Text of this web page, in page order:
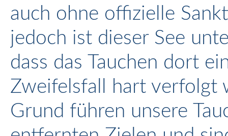
auch ohne offizielle
jedoch ist dieser See
dass das Tauchen dort
Zweifelsfall hart verfolgt
Grund führen unsere